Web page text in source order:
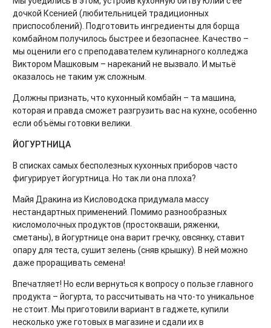
дочкой Ксенией (любительницей традиционных
приспособлений). Подготовить ингредиенты для борща
комбайном получилось быстрее и безопаснее. Качество –
мы оценили его с преподавателем кулинарного колледжа
Виктором Машковым – нареканий не вызвало. И мытьё
оказалось не таким уж сложным.
Должны признать, что кухонный комбайн – та машина,
которая и правда сможет разгрузить вас на кухне, особенно
если объёмы готовки велики.
ЙОГУРТНИЦА
В списках самых бесполезных кухонных приборов часто
фигурирует йогуртница. Но так ли она плоха?
Майя Дракина из Кисловодска придумала массу
нестандартных применений. Помимо разнообразных
кисломолочных продуктов (простокваши, ряженки,
сметаны), в йогуртнице она варит гречку, овсянку, ставит
опару для теста, сушит зелень (сняв крышку). В ней можно
даже проращивать семена!
Впечатляет! Но если вернуться к вопросу о пользе главного
продукта – йогурта, то рассчитывать на что-то уникальное
не стоит. Мы приготовили вариант в гаджете, купили
несколько уже готовых в магазине и сдали их в